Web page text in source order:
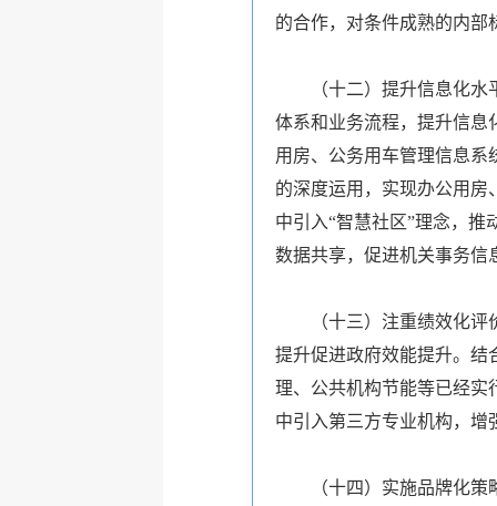
的合作，对条件成熟的内部
（十二）提升信息化
体系和业务流程，提升信息
用房、公务用车管理信息系
的深度运用，实现办公用房
中引入“智慧社区”理念，
数据共享，促进机关事务信
（十三）注重绩效化
提升促进政府效能提升。结
理、公共机构节能等已经实
中引入第三方专业机构，增
（十四）实施品牌化